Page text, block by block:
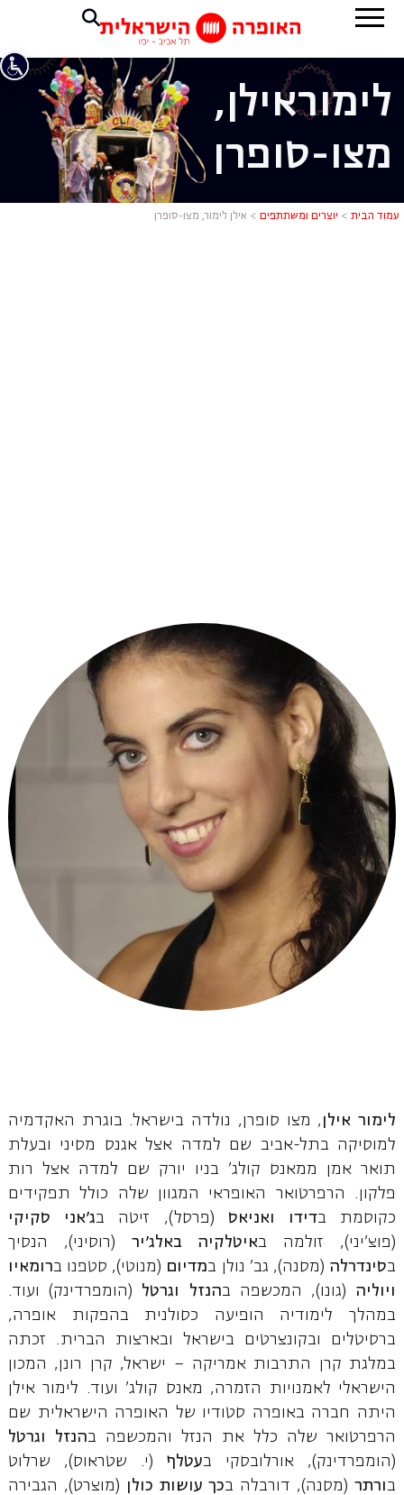
אילן
לימוראילן,
מצו-סופרן
עמוד הבית > יוצרים ומשתתפים > אילן לימור, מצו-סופרן
לימור אילן , מצו סופרן, נולדה בישראל. בוגרת האקדמיה
למוסיקה בתל-אביב שם למדה אצל אגנס מסיני ובעלת
תואר אמן ממאנס קולג' בניו יורק שם למדה אצל רות
פלקון. הרפרטואר האופראי המגוון שלה כולל תפקידים
כקוסמת בדידו ואניאס (פרסל), זיטה בג'אני סקיקי
(פוצ'יני), זולמה באיטלקיה באלג'יר (רוסיני), הנסיך
בסינדרלה (מסנה), גב' נולן במדיום (מנוטי), סטפנו ברומאיו
ויוליה (גונו), המכשפה בהנזל וגרטל (הומפרדינק) ועוד.
במהלך לימודיה הופיעה כסולנית בהפקות אופרה,
ברסיטלים ובקונצרטים בישראל ובארצות הברית. זכתה
במלגת קרן התרבות אמריקה – ישראל, קרן רונן, המכון
הישראלי לאמנויות הזמרה, מאנס קולג' ועוד. לימור אילן
היתה חברה באופרה סטודיו של האופרה הישראלית שם
הרפרטואר שלה כלל את הנזל והמכשפה בהנזל וגרטל
(הומפרדינק), אורלובסקי בעטלף(י. שטראוס), שרלוט
בורתר(מסנה), דורבלה בכך עושות כולן (מוצרט), הגבירה